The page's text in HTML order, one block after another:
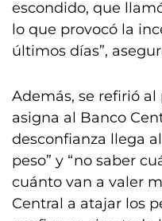
escondido, que
lo que provocó la
últimos días”,
Además, se refirió
asigna al Banco
desconfianza llega
peso” y “no saber
cuánto van a valer
Central a atajar los